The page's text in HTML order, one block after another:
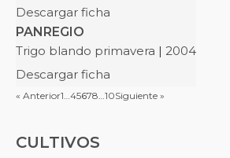
Descargar ficha
PANREGIO
Trigo blando primavera | 2004
Descargar ficha
« Anterior1…45678…10Siguiente »
CULTIVOS